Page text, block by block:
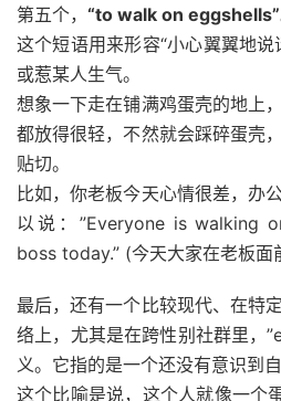
第五个， “to walk on eggshells”
这个短语用来形容“小心翼翼地
或惹某人生气。
想象一下走在铺满鸡蛋壳的地上
都放得很轻，不然就会踩碎蛋壳
贴切。
比如，你老板今天心情很差，办
以说：”Everyone is walking
boss today.” (今天大家在老板面
最后，还有一个比较现代、在特
络上，尤其是在跨性别社群里，
义。它指的是一个还没有意识到
这个比喻是说，这个人就像一个